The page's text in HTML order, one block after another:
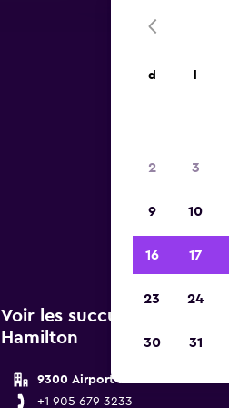
de
Voir les succursales
Hamilton
9300 Airport Rd
+1 905 679 3233
d
2 3
9 10
16 17
23 24
30 31